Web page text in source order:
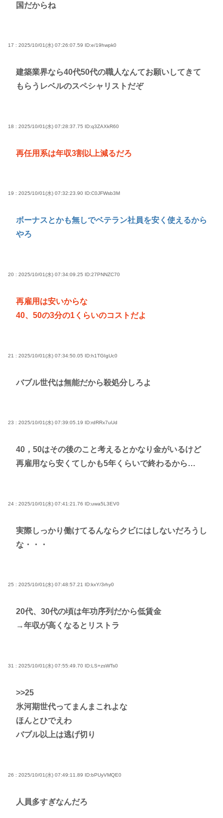
国だからね
17 : 2025/10/01(水) 07:26:07.59 ID:e/19hwpk0
建築業界なら40代50代の職人なんてお願いしてきて
もらうレベルのスペシャリストだぞ
18 : 2025/10/01(水) 07:28:37.75 ID:q3ZAXkR60
再任用系は年収3割以上減るだろ
19 : 2025/10/01(水) 07:32:23.90 ID:C0JFWsb3M
ボーナスとかも無しでベテラン社員を安く使えるから
やろ
20 : 2025/10/01(水) 07:34:09.25 ID:27PNNZC70
再雇用は安いからな
40、50の3分の1くらいのコストだよ
21 : 2025/10/01(水) 07:34:50.05 ID:h1TGIgUc0
バブル世代は無能だから殺処分しろよ
23 : 2025/10/01(水) 07:39:05.19 ID:rdRRx7uUd
40，50はその後のこと考えるとかなり金がいるけど
再雇用なら安くてしかも5年くらいで終わるから…
24 : 2025/10/01(水) 07:41:21.76 ID:uwa5L3EV0
実際しっかり働けてるんならクビにはしないだろうし
な・・・
25 : 2025/10/01(水) 07:48:57.21 ID:kxY/3rhy0
20代、30代の頃は年功序列だから低賃金
→年収が高くなるとリストラ
31 : 2025/10/01(水) 07:55:49.70 ID:LS+zsWTs0
>>25
氷河期世代ってまんまこれよな
ほんとひでえわ
バブル以上は逃げ切り
26 : 2025/10/01(水) 07:49:11.89 ID:bPUyVMQE0
人員多すぎなんだろ